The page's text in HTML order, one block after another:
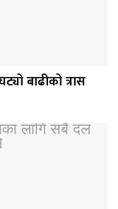
बाढीको त्रास